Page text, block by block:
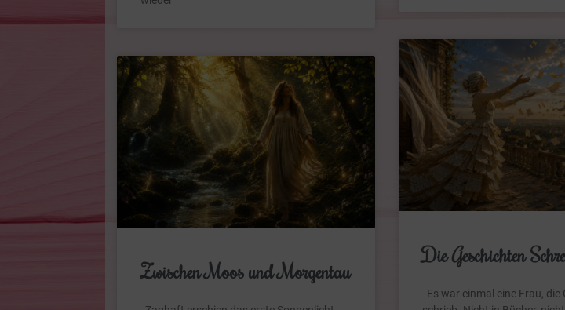
Zwischen Moos und Morgentau
Die Geschichten
Es war einmal eine Frau, die